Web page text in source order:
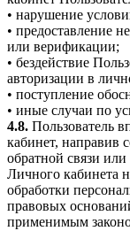
• нарушение
• предоставление
или верификации;
• бездействие
авторизации в
• поступление
• иные случаи по
4.8. Пользователь
кабинет, направив
обратной связи
Личного кабинета
обработки
правовых
применимым